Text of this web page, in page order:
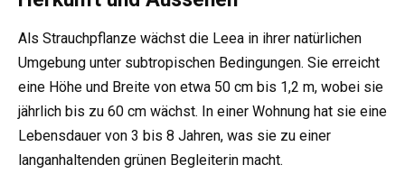
Als Strauchpflanze wächst die Leea in ihrer natürlichen
Umgebung unter subtropischen Bedingungen. Sie erreicht
eine Höhe und Breite von etwa 50 cm bis 1,2 m, wobei sie
jährlich bis zu 60 cm wächst. In einer Wohnung hat sie eine
Lebensdauer von 3 bis 8 Jahren, was sie zu einer
langanhaltenden grünen Begleiterin macht.